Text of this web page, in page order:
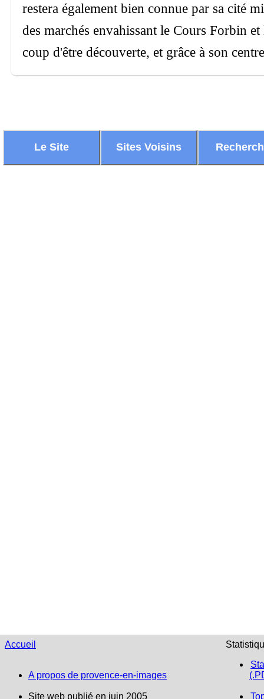
restera également bien connue par sa cité
des marchés envahissant le Cours Forbin
coup d'être découverte, et grâce à son
Le Site Sites Voisins
Accueil
A propos de provence-en-images
Site web publié en juin 2005